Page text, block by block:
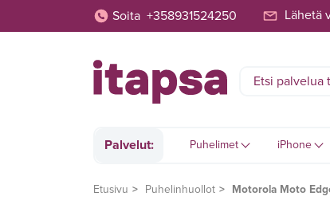
Soita +358931524250 Lähetä
Palvelut: Puhelimet iPhone
Etusivu Puhelinhuollot Motorola Moto